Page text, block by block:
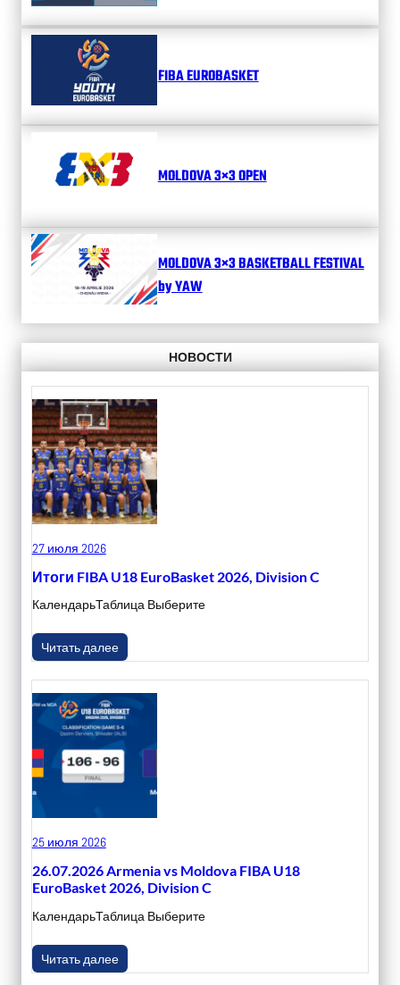
FIBA EUROBASKET
MOLDOVA 3×3 OPEN
MOLDOVA 3×3 BASKETBALL FESTIVAL
by YAW
НОВОСТИ
27 июля 2026
Итоги FIBA U18 EuroBasket 2026, Division C
КалендарьТаблица Выберите
Читать далее
25 июля 2026
26.07.2026 Armenia vs Moldova FIBA U18
EuroBasket 2026, Division C
КалендарьТаблица Выберите
Читать далее